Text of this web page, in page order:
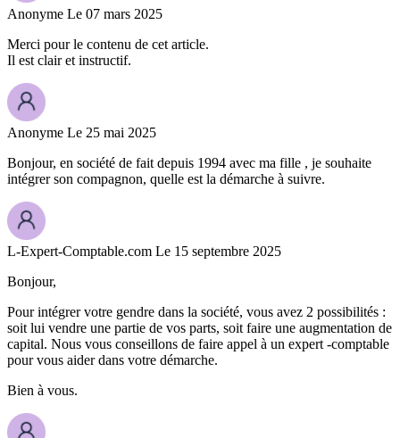
Anonyme Le 07 mars 2025
Merci pour le contenu de cet article.
Il est clair et instructif.
Anonyme Le 25 mai 2025
Bonjour, en société de fait depuis 1994 avec ma fille , je souhaite
intégrer son compagnon, quelle est la démarche à suivre.
L-Expert-Comptable.com Le 15 septembre 2025
Bonjour,
Pour intégrer votre gendre dans la société, vous avez 2 possibilités :
soit lui vendre une partie de vos parts, soit faire une augmentation de
capital. Nous vous conseillons de faire appel à un expert -comptable
pour vous aider dans votre démarche.
Bien à vous.